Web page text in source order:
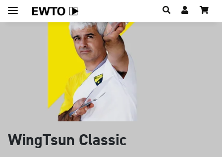
WingTsun Classic